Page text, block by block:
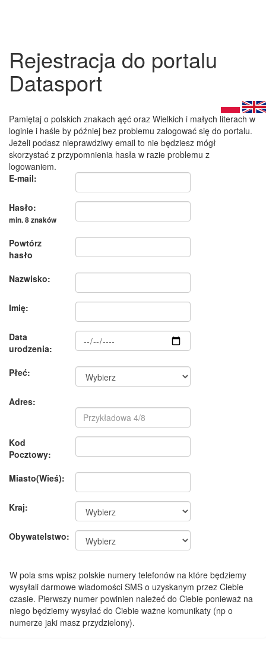
Rejestracja do portalu
Datasport
Pamiętaj o polskich znakach ąęć oraz Wielkich i małych literach w
loginie i haśle by później bez problemu zalogować się do portalu.
Jeżeli podasz nieprawdziwy email to nie będziesz mógł
skorzystać z przypomnienia hasła w razie problemu z
logowaniem.
E-mail:
Hasło:
min. 8 znaków
Powtórz
hasło
Nazwisko:
Imię:
Data
urodzenia:
Płeć:
Adres:
Kod
Pocztowy:
Miasto(Wieś):
Kraj:
Obywatelstwo:
W pola sms wpisz polskie numery telefonów na które będziemy
wysyłali darmowe wiadomości SMS o uzyskanym przez Ciebie
czasie. Pierwszy numer powinien należeć do Ciebie ponieważ na
niego będziemy wysyłać do Ciebie ważne komunikaty (np o
numerze jaki masz przydzielony).